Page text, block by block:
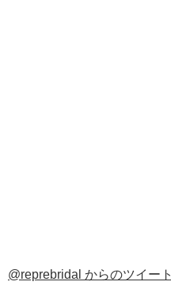
@reprebridal からのツイート